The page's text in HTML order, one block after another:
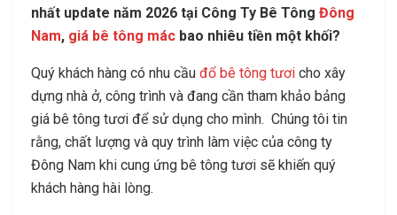
nhất update năm 2026 tại Công Ty Bê Tông Đông
Nam, giá bê tông mác bao nhiêu tiền một khối?
Quý khách hàng có nhu cầu đổ bê tông tươi cho xây
dựng nhà ở, công trình và đang cần tham khảo bảng
giá bê tông tươi để sử dụng cho mình. Chúng tôi tin
rằng, chất lượng và quy trình làm việc của công ty
Đông Nam khi cung ứng bê tông tươi sẽ khiến quý
khách hàng hài lòng.